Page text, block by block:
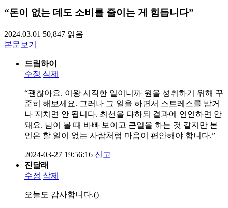
“돈이 없는 데도 소비를 줄이는 게 힘듭니다”
2024.03.01 50,847 읽음
본문보기
드림하이
수정 삭제
“괜찮아요. 이왕 시작한 일이니까 원을 성취하기 위해 꾸
준히 해보세요. 그러나 그 일을 하면서 스트레스를 받거
나 지치면 안 됩니다. 최선을 다하되 결과에 연연하면 안
돼요. 남이 볼 때 바빠 보이고 큰일을 하는 것 같지만 본
인은 할 일이 없는 사람처럼 마음이 편안해야 합니다.”
2024-03-27 19:56:16 신고
진달래
수정 삭제
오늘도 감사합니다.()